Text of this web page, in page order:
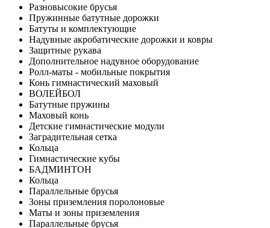
Разновысокие брусья
Пружинные батутные дорожки
Батуты и комплектующие
Надувные акробатические дорожки и ковры
Защитные рукава
Дополнительное надувное оборудование
Ролл-маты - мобильные покрытия
Конь гимнастический маховый
ВОЛЕЙБОЛ
Батутные пружины
Маховый конь
Детские гимнастические модули
Заградительная сетка
Кольца
Гимнастические кубы
БАДМИНТОН
Кольца
Параллельные брусья
Зоны приземления поролоновые
Маты и зоны приземления
Параллельные брусья